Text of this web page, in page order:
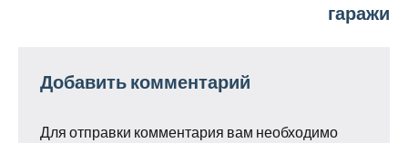
гаражи
Добавить комментарий
Для отправки комментария вам необходимо